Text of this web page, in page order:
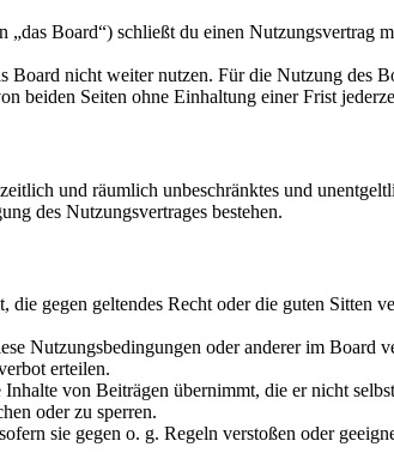
Board“) schließt du einen Nutzungsvertrag
Board nicht weiter nutzen. Für die Nutzung des
beiden Seiten ohne Einhaltung einer Frist
und räumlich unbeschränktes und
des Nutzungsvertrages bestehen.
gegen geltendes Recht oder die guten Sitten
Nutzungsbedingungen oder anderer im
erteilen.
von Beiträgen übernimmt, die er nicht
oder zu sperren.
sie gegen o. g. Regeln verstoßen oder